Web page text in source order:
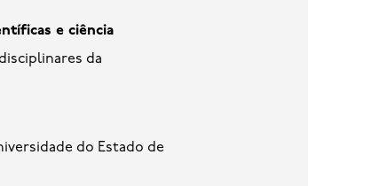
e ciência
da
do Estado de